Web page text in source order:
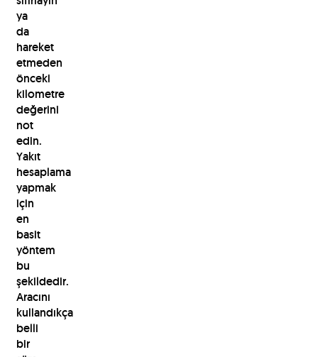
ya
da
hareket
etmeden
önceki
kilometre
değerini
not
edin.
Yakıt
hesaplama
yapmak
için
en
basit
yöntem
bu
şekildedir.
Aracını
kullandıkça
belli
bir